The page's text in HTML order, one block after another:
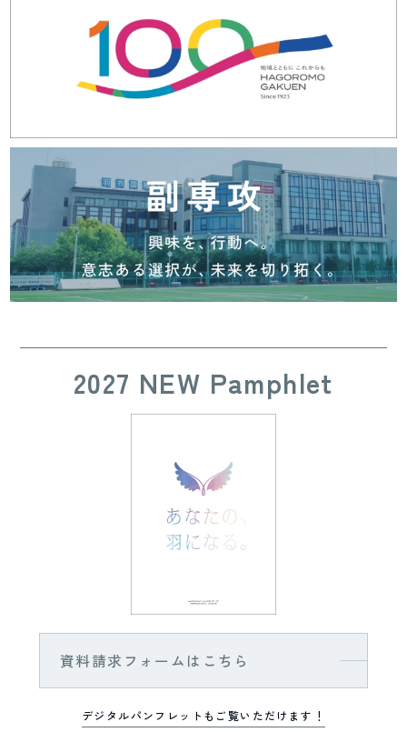
2027 NEW Pamphlet
資料請求フォームはこちら
デジタルパンフレットもご覧いただけます！